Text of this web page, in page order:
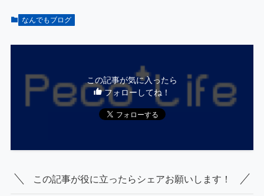
なんでもブログ
この記事が気に入ったら
フォローしてね！
この記事が役に立ったらシェアお願いします！